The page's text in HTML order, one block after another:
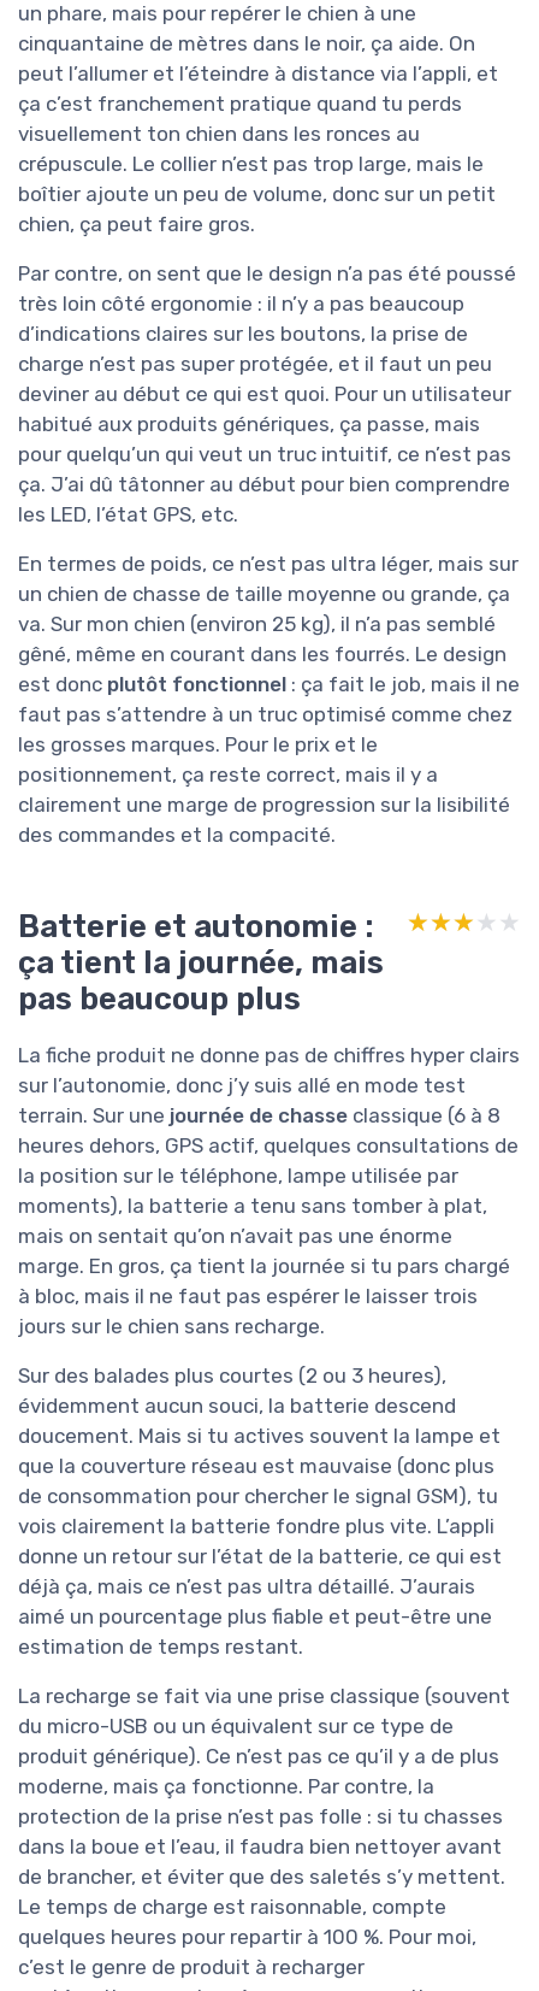
un phare, mais pour repérer le chien à une
cinquantaine de mètres dans le noir, ça aide. On
peut l’allumer et l’éteindre à distance via l’appli, et
ça c’est franchement pratique quand tu perds
visuellement ton chien dans les ronces au
crépuscule. Le collier n’est pas trop large, mais le
boîtier ajoute un peu de volume, donc sur un petit
chien, ça peut faire gros.
Par contre, on sent que le design n’a pas été poussé
très loin côté ergonomie : il n’y a pas beaucoup
d’indications claires sur les boutons, la prise de
charge n’est pas super protégée, et il faut un peu
deviner au début ce qui est quoi. Pour un utilisateur
habitué aux produits génériques, ça passe, mais
pour quelqu’un qui veut un truc intuitif, ce n’est pas
ça. J’ai dû tâtonner au début pour bien comprendre
les LED, l’état GPS, etc.
En termes de poids, ce n’est pas ultra léger, mais sur
un chien de chasse de taille moyenne ou grande, ça
va. Sur mon chien (environ 25 kg), il n’a pas semblé
gêné, même en courant dans les fourrés. Le design
est donc plutôt fonctionnel : ça fait le job, mais il ne
faut pas s’attendre à un truc optimisé comme chez
les grosses marques. Pour le prix et le
positionnement, ça reste correct, mais il y a
clairement une marge de progression sur la lisibilité
des commandes et la compacité.
Batterie et autonomie :
ça tient la journée, mais
pas beaucoup plus
★★★★★
★★★★★
La fiche produit ne donne pas de chiffres hyper clairs
sur l’autonomie, donc j’y suis allé en mode test
terrain. Sur une journée de chasse classique (6 à 8
heures dehors, GPS actif, quelques consultations de
la position sur le téléphone, lampe utilisée par
moments), la batterie a tenu sans tomber à plat,
mais on sentait qu’on n’avait pas une énorme
marge. En gros, ça tient la journée si tu pars chargé
à bloc, mais il ne faut pas espérer le laisser trois
jours sur le chien sans recharge.
Sur des balades plus courtes (2 ou 3 heures),
évidemment aucun souci, la batterie descend
doucement. Mais si tu actives souvent la lampe et
que la couverture réseau est mauvaise (donc plus
de consommation pour chercher le signal GSM), tu
vois clairement la batterie fondre plus vite. L’appli
donne un retour sur l’état de la batterie, ce qui est
déjà ça, mais ce n’est pas ultra détaillé. J’aurais
aimé un pourcentage plus fiable et peut-être une
estimation de temps restant.
La recharge se fait via une prise classique (souvent
du micro-USB ou un équivalent sur ce type de
produit générique). Ce n’est pas ce qu’il y a de plus
moderne, mais ça fonctionne. Par contre, la
protection de la prise n’est pas folle : si tu chasses
dans la boue et l’eau, il faudra bien nettoyer avant
de brancher, et éviter que des saletés s’y mettent.
Le temps de charge est raisonnable, compte
quelques heures pour repartir à 100 %. Pour moi,
c’est le genre de produit à recharger